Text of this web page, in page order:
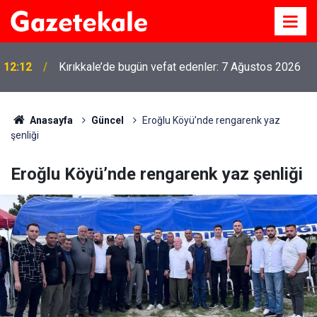
11:21
MKE’nin Yerli Savunma Teknolojileri Dünya
Sahnesinde
Anasayfa Güncel
Eroğlu Köyü’nde rengarenk yaz
şenliği
Eroğlu Köyü’nde rengarenk yaz şenliği